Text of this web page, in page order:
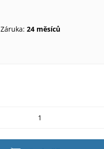
Záruka:24 měsíců